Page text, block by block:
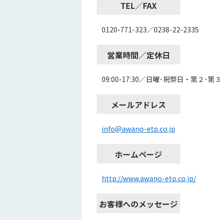
TEL／FAX
0120-771-323／0238-22-2335
営業時間／定休日
09:00-17:30／日曜･祝祭日・第２･第
メールアドレス
info@awano-etp.co.jp
ホームページ
http://www.awano-etp.co.jp/
お客様へのメッセージ